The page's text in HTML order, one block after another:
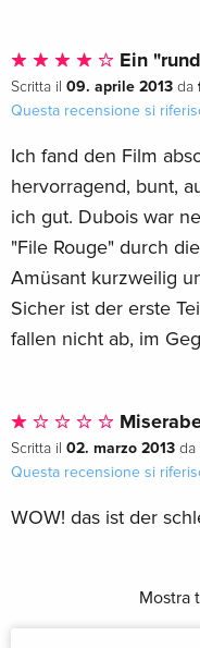
Ein
Scritta il 09. aprile 2013 da
Questa recensione si
Ich fand den Film
hervorragend, bunt,
ich gut. Dubois war
"File Rouge" durch
Amüsant kurzweilig
Sicher ist der erste
fallen nicht ab, im
Scritta il 02. marzo 2013 da
Questa recensione si
WOW! das ist der
Mostra